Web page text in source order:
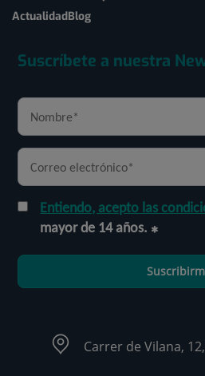
ActualidadBlog
Suscríbete a nuestra
Entiendo, acepto las
mayor de 14 años.
Carrer de Vilana,